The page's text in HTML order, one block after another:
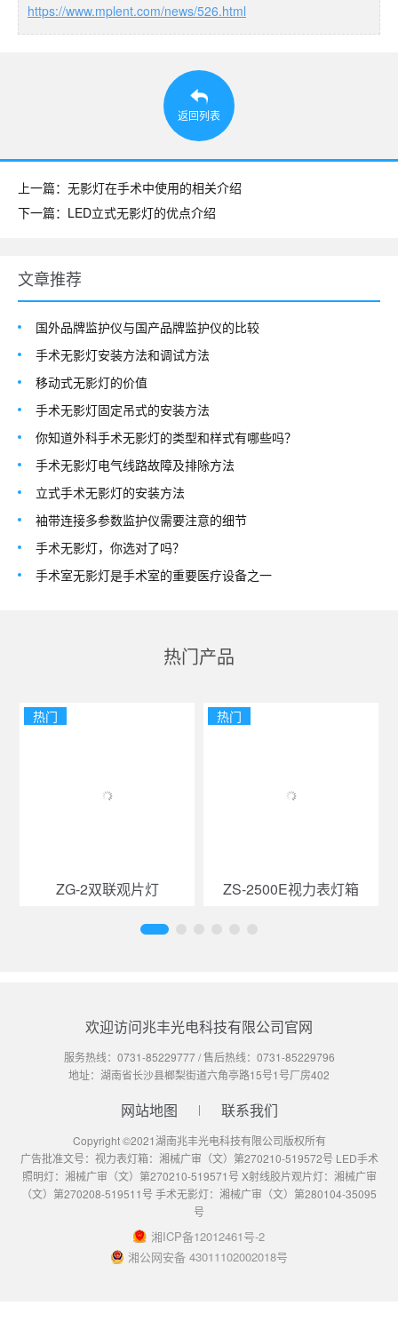
https://www.mplent.com/news/526.html
返回列表
上一篇：无影灯在手术中使用的相关介绍
下一篇：LED立式无影灯的优点介绍
文章推荐
国外品牌监护仪与国产品牌监护仪的比较
手术无影灯安装方法和调试方法
移动式无影灯的价值
手术无影灯固定吊式的安装方法
你知道外科手术无影灯的类型和样式有哪些吗？
手术无影灯电气线路故障及排除方法
立式手术无影灯的安装方法
袖带连接多参数监护仪需要注意的细节
手术无影灯，你选对了吗？
手术室无影灯是手术室的重要医疗设备之一
热门产品
热门
ZG-2双联观片灯
热门
ZS-2500E视力表灯箱
欢迎访问兆丰光电科技有限公司官网
服务热线： 0731-85229777/ 售后热线： 0731-85229796
地址：湖南省长沙县榔梨街道六角亭路15号1号厂房402
网站地图 联系我们
Copyright ©2021湖南兆丰光电科技有限公司版权所有
广告批准文号：视力表灯箱：湘械广审（文）第270210-519572号 LED手术
照明灯：湘械广审（文）第270210-519571号 X射线胶片观片灯：湘械广审
（文）第270208-519511号 手术无影灯：湘械广审（文）第280104-35095
号
湘ICP备12012461号-2
湘公网安备 43011102002018号